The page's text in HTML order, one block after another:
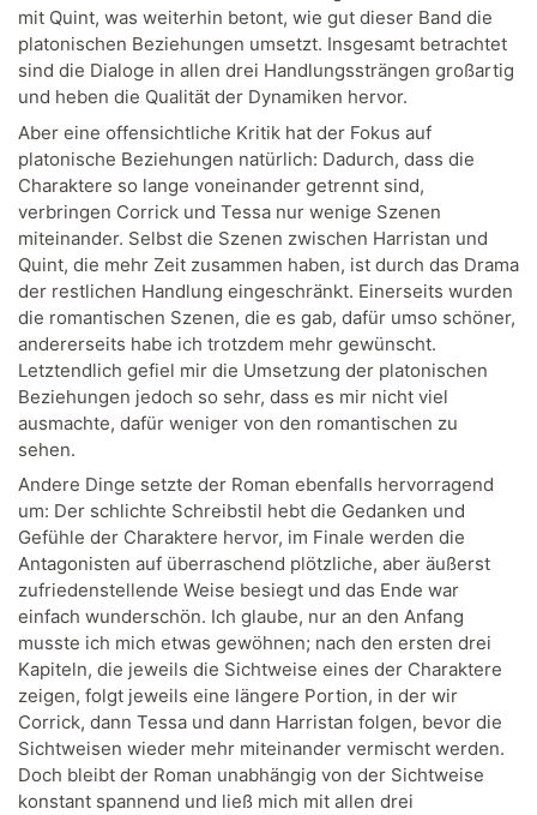
mit Quint, was weiterhin betont, wie gut dieser Band die
platonischen Beziehungen umsetzt. Insgesamt betrachtet
sind die Dialoge in allen drei Handlungssträngen großartig
und heben die Qualität der Dynamiken hervor.
Aber eine offensichtliche Kritik hat der Fokus auf
platonische Beziehungen natürlich: Dadurch, dass die
Charaktere so lange voneinander getrennt sind,
verbringen Corrick und Tessa nur wenige Szenen
miteinander. Selbst die Szenen zwischen Harristan und
Quint, die mehr Zeit zusammen haben, ist durch das Drama
der restlichen Handlung eingeschränkt. Einerseits wurden
die romantischen Szenen, die es gab, dafür umso schöner,
andererseits habe ich trotzdem mehr gewünscht.
Letztendlich gefiel mir die Umsetzung der platonischen
Beziehungen jedoch so sehr, dass es mir nicht viel
ausmachte, dafür weniger von den romantischen zu
sehen.
Andere Dinge setzte der Roman ebenfalls hervorragend
um: Der schlichte Schreibstil hebt die Gedanken und
Gefühle der Charaktere hervor, im Finale werden die
Antagonisten auf überraschend plötzliche, aber äußerst
zufriedenstellende Weise besiegt und das Ende war
einfach wunderschön. Ich glaube, nur an den Anfang
musste ich mich etwas gewöhnen; nach den ersten drei
Kapiteln, die jeweils die Sichtweise eines der Charaktere
zeigen, folgt jeweils eine längere Portion, in der wir
Corrick, dann Tessa und dann Harristan folgen, bevor die
Sichtweisen wieder mehr miteinander vermischt werden.
Doch bleibt der Roman unabhängig von der Sichtweise
konstant spannend und ließ mich mit allen drei